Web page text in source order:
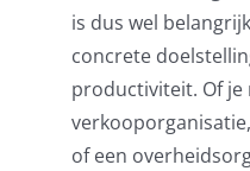
is dus wel
concrete
productiviteit. Of je
ofeen